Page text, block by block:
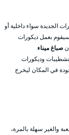
الجديدة سواء داخلية أو
بعمل ديكورات
صباغ ميناء
وديكورات
في المكان ليخرج
والغير سهلة بالمرة،